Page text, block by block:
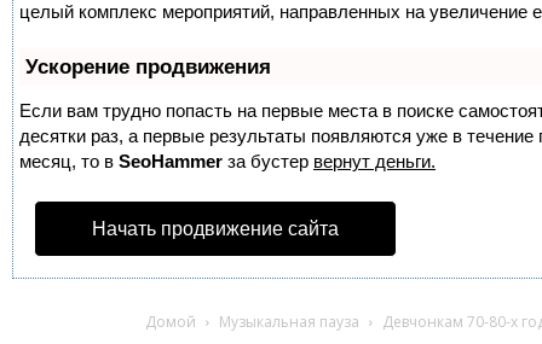
целый комплекс мероприятий, направленных на увеличение
Ускорение продвижения
Если вам трудно попасть на первые места в поиске
десятки раз, а первые результаты появляются уже в
месяц, то в SeoHammer за бустер вернут деньги.
Начать продвижение сайта
Домой Музыкальная пауза Девчонкам 70-80-х